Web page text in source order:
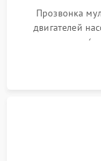
Прозвонка
двигателей
прессостата
концевика